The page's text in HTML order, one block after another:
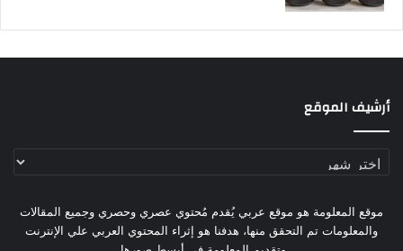
أرشيف الموقع
أرشيف
موقع المعلومة هو موقع عربي يُقدم مُحتوي عصري وحصري وجميع المقالات
والمعلومات تم التحقق منها، هدفنا هو إثراء المحتوي العربي علي الإنترنت